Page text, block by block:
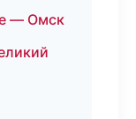
— Омск